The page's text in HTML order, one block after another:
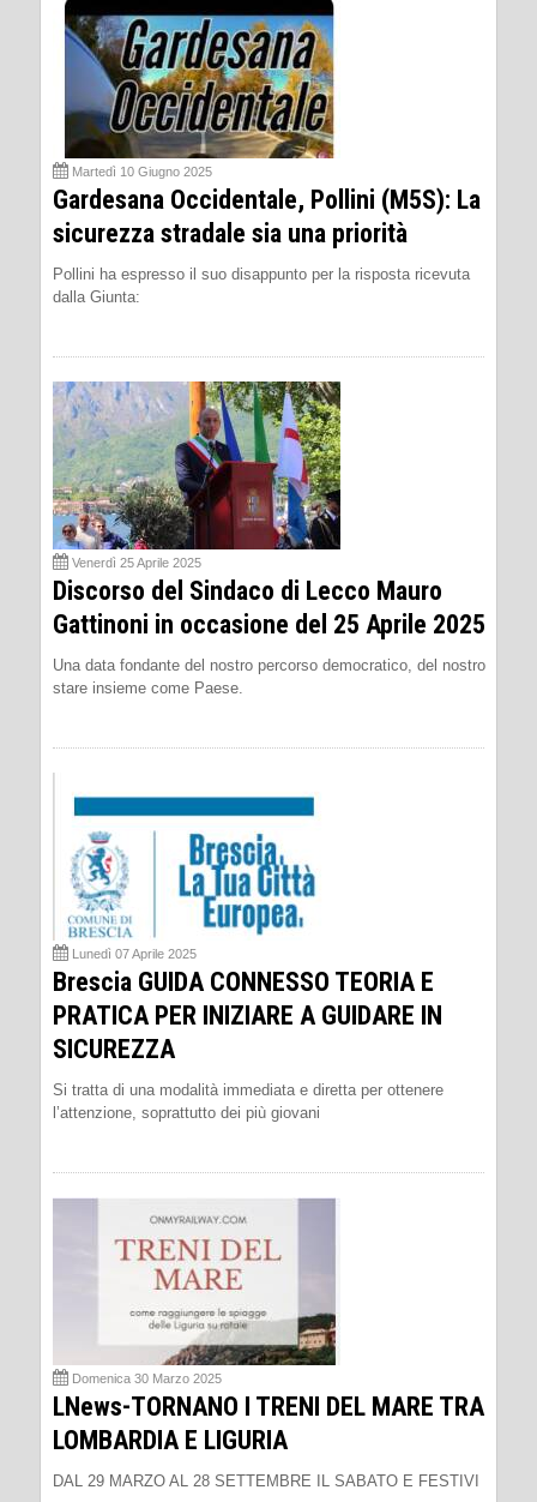
Martedì 10 Giugno 2025
Gardesana Occidentale, Pollini (M5S): La
sicurezza stradale sia una priorità
Pollini ha espresso il suo disappunto per la risposta ricevuta
dalla Giunta:
Venerdì 25 Aprile 2025
Discorso del Sindaco di Lecco Mauro
Gattinoni in occasione del 25 Aprile 2025
Una data fondante del nostro percorso democratico, del nostro
stare insieme come Paese.
Lunedì 07 Aprile 2025
Brescia GUIDA CONNESSO TEORIA E
PRATICA PER INIZIARE A GUIDARE IN
SICUREZZA
Si tratta di una modalità immediata e diretta per ottenere
l’attenzione, soprattutto dei più giovani
Domenica 30 Marzo 2025
LNews-TORNANO I TRENI DEL MARE TRA
LOMBARDIA E LIGURIA
DAL 29 MARZO AL 28 SETTEMBRE IL SABATO E FESTIVI